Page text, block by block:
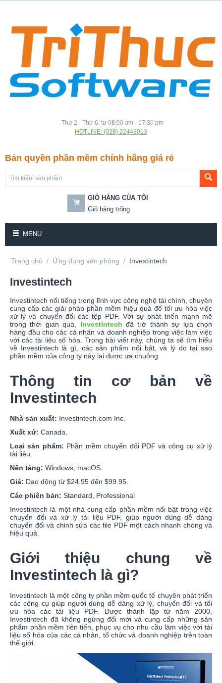
Thứ 2 - Thứ 6, từ 08:00 am - 17:30 pm
HOTLINE: (028) 22443013
Bản quyền phần mềm chính hãng giá rẻ
GIỎ HÀNG CỦA TÔI
Giỏ hàng trống
MENU
Trang chủ / Ứng dụng văn phòng / Investintech
Investintech
Investintech nổi tiếng trong lĩnh vực công nghệ tài chính, chuyên
cung cấp các giải pháp phần mềm hiệu quả để tối ưu hóa việc
xử lý và chuyển đổi các tệp PDF. Với sự phát triển mạnh mẽ
trong thời gian qua, Investintech đã trở thành sự lựa chọn
hàng đầu cho các cá nhân và doanh nghiệp trong việc làm việc
với các tài liệu số hóa. Trong bài viết này, chúng ta sẽ tìm hiểu
về Investintech là gì, các sản phẩm nổi bật, và lý do tại sao
phần mềm của công ty này lại được ưa chuộng.
Thông tin cơ bản về
Investintech
Nhà sản xuất: Investintech.com Inc.
Xuất xứ: Canada.
Loại sản phẩm: Phần mềm chuyển đổi PDF và công cụ xử lý
tài liệu.
Nền tảng: Windows, macOS.
Giá: Dao động từ $24.95 đến $99.95.
Các phiên bản: Standard, Professional
Investintech là một nhà cung cấp phần mềm nổi bật trong việc
chuyển đổi và xử lý tài liệu PDF, giúp người dùng dễ dàng
chuyển đổi và chỉnh sửa các file PDF một cách nhanh chóng và
hiệu quả.
Giới thiệu chung về
Investintech là gì?
Investintech là một công ty phần mềm quốc tế chuyên phát triển
các công cụ giúp người dùng dễ dàng xử lý, chuyển đổi và tối
ưu hóa các tài liệu PDF. Được thành lập từ năm 2000,
Investintech đã không ngừng đổi mới và cung cấp những sản
phẩm phần mềm tiên tiến, phục vụ cho nhu cầu làm việc với tài
liệu số hóa của các cá nhân, tổ chức và doanh nghiệp trên toàn
thế giới.